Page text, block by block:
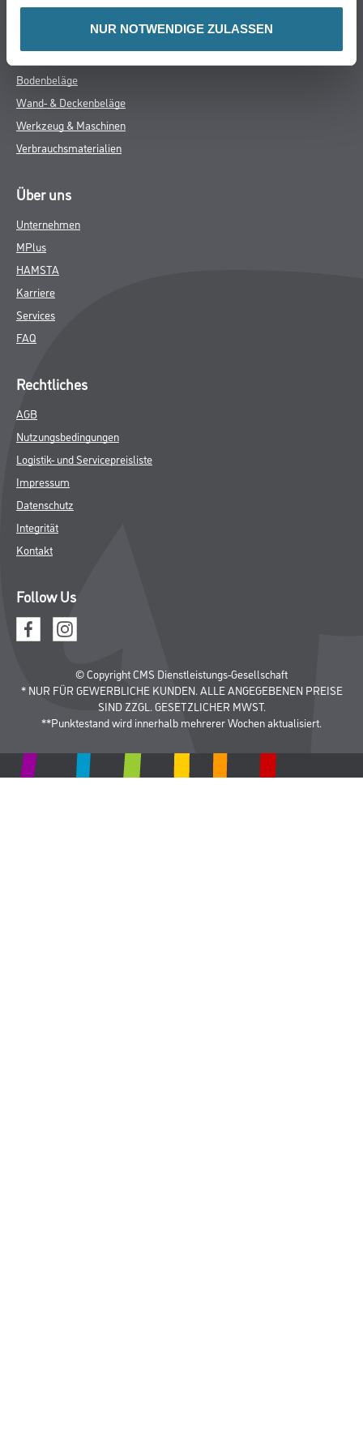
NUR NOTWENDIGE ZULASSEN
WDV-Systeme
Putze- und Spachtelmassen
Bodenbeläge
Wand- & Deckenbeläge
Werkzeug & Maschinen
Verbrauchsmaterialien
Über uns
Unternehmen
MPlus
HAMSTA
Karriere
Services
FAQ
Rechtliches
AGB
Nutzungsbedingungen
Logistik- und Servicepreisliste
Impressum
Datenschutz
Integrität
Kontakt
Follow Us
© Copyright CMS Dienstleistungs-Gesellschaft
* NUR FÜR GEWERBLICHE KUNDEN. ALLE ANGEGEBENEN PREISE
SIND ZZGL. GESETZLICHER MWST.
**Punktestand wird innerhalb mehrerer Wochen aktualisiert.